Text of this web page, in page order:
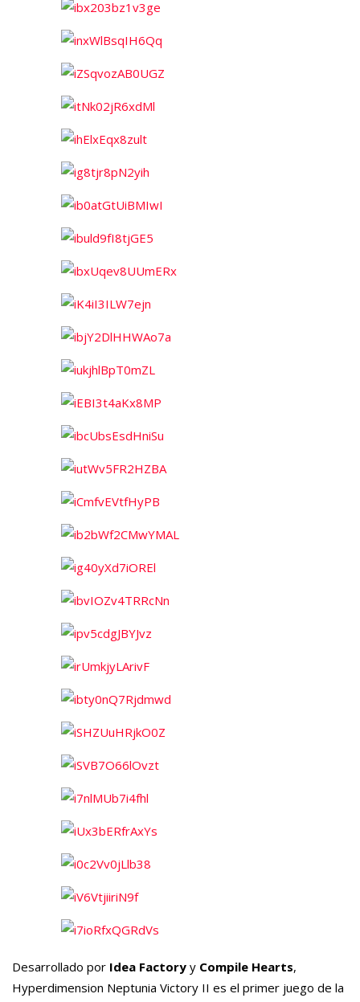
Desarrollado por Idea Factory y Compile Hearts,
Hyperdimension Neptunia Victory II es el primer juego de la